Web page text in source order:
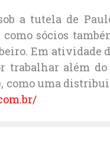
a tutela de
sócios
Em atividade
trabalhar além
como uma